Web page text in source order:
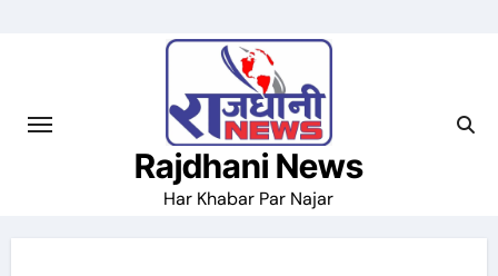
Rajdhani News
Har Khabar Par Najar